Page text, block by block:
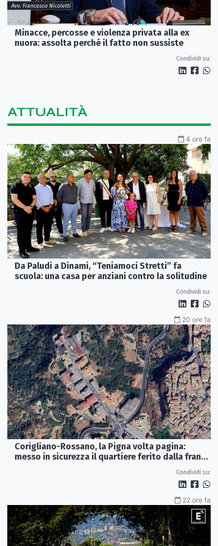
Minacce, percosse e violenza privata alla ex
nuora: assolta perché il fatto non sussiste
Condividi su:
ATTUALITÀ
4 ore fa
Da Paludi a Dinami, “Teniamoci Stretti” fa
scuola: una casa per anziani contro la solitudine
Condividi su:
20 ore fa
Corigliano-Rossano, la Pigna volta pagina:
messo in sicurezza il quartiere ferito dalla frana
Condividi su:
22 ore fa